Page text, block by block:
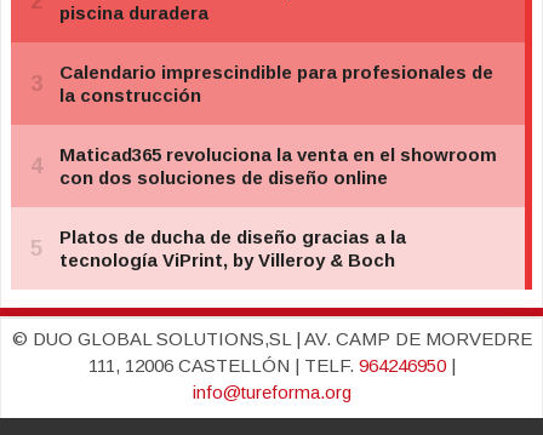
© DUO GLOBAL SOLUTIONS,SL | AV. CAMP DE MORVEDRE
111, 12006 CASTELLÓN | TELF. 964246950|
info@tureforma.org